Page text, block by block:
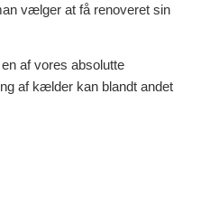
vælger at få renoveret sin
af vores absolutte
af kælder kan blandt andet